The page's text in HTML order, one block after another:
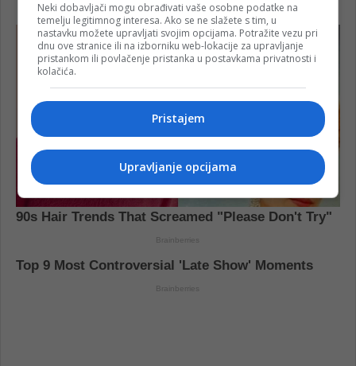
Neki dobavljači mogu obrađivati vaše osobne podatke na
temelju legitimnog interesa. Ako se ne slažete s tim, u
nastavku možete upravljati svojim opcijama. Potražite vezu pri
dnu ove stranice ili na izborniku web-lokacije za upravljanje
pristankom ili povlačenje pristanka u postavkama privatnosti i
kolačića.
Pristajem
Upravljanje opcijama